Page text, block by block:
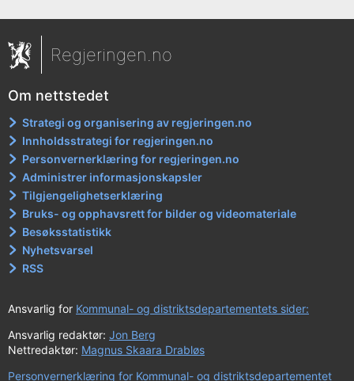
Regjeringen.no
Om nettstedet
Strategi og organisering av regjeringen.no
Innholdsstrategi for regjeringen.no
Personvernerklæring for regjeringen.no
Administrer informasjonskapsler
Tilgjengelighetserklæring
Bruks- og opphavsrett for bilder og videomateriale
Besøksstatistikk
Nyhetsvarsel
RSS
Ansvarlig for Kommunal- og distriktsdepartementets sider:
Ansvarlig redaktør: Jon Berg
Nettredaktør: Magnus Skaara Drabløs
Personvernerklæring for Kommunal- og distriktsdepartementet